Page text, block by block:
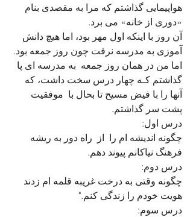
هواپیمایی گذاشتم که مرا به مقصدی بنام
«دوری از خانه» می برد.
آن روز با اینکه اول مهر بود، اما هیچ دانش
آموزی به مدرسه نرفت چون روز جمعه بود.
اما من در همان روز جمعه  به مدرسه ای پا
گذاشتم کـه چهار درس سخت داشت، كه
آنها را با فيض مسيح تا بحال با  موفقیت
پشت سر گذاشتم.
درس اول:
چگونه اندیشه ام را  از  راه دور به ریشه
فرهنگ نياكانم پیوند دهم.
درس دوم:
چگونه وقتی به درخت غریبه قلمه ام زدند
هویت خودم را زندگی کنم."
درس سوم: